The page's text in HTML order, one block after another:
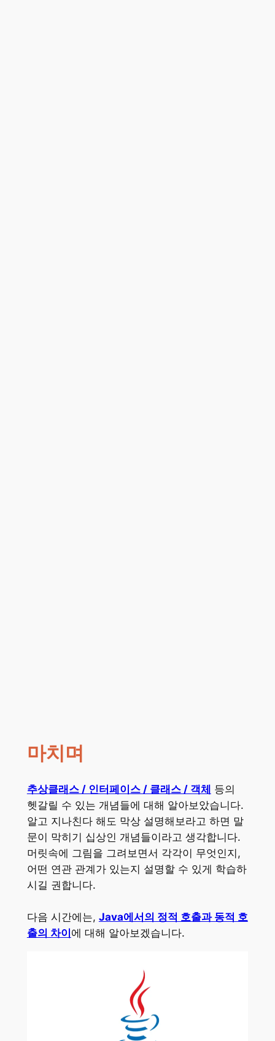
마치며
추상클래스 / 인터페이스 / 클래스 / 객체 등의
헷갈릴 수 있는 개념들에 대해 알아보았습니다.
알고 지나친다 해도 막상 설명해보라고 하면 말
문이 막히기 십상인 개념들이라고 생각합니다.
머릿속에 그림을 그려보면서 각각이 무엇인지,
어떤 연관 관계가 있는지 설명할 수 있게 학습하
시길 권합니다.
다음 시간에는, Java에서의 정적 호출과 동적 호
출의 차이 에 대해 알아보겠습니다.